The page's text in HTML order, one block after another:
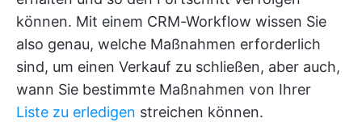
können. Mit einem CRM-Workflow wissen Sie
also genau, welche Maßnahmen erforderlich
sind, um einen Verkauf zu schließen, aber auch,
wann Sie bestimmte Maßnahmen von Ihrer
Liste zu erledigen streichen können.